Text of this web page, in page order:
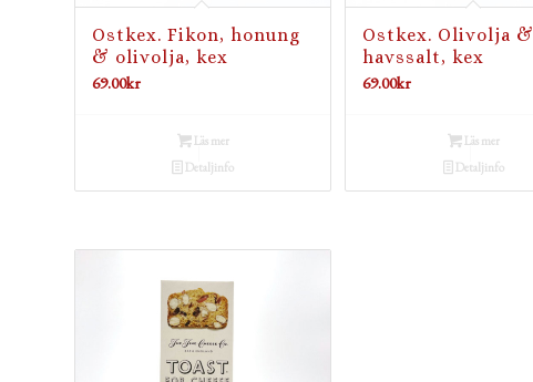
Ostkex. Fikon, honung
& olivolja, kex
69.00kr
Läs mer
Detaljinfo
Ostkex. Olivolja &
havssalt, kex
69.00kr
Läs mer
Detaljinfo